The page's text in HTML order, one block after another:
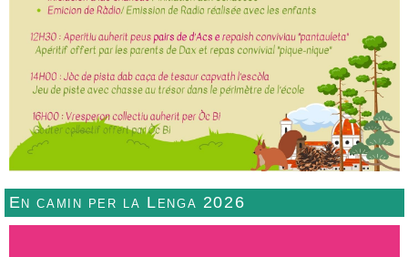
En camin per la Lenga 2026